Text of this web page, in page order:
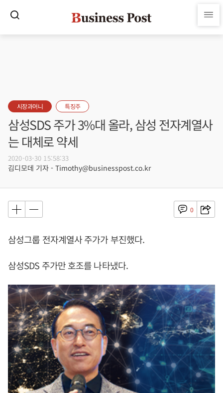
시장과머니 특징주
삼성SDS 주가 3%대 올라, 삼성 전자계열사
는 대체로 약세
2020-03-30 15:58:33
김디모데 기자 - Timothy@businesspost.co.kr
0
삼성그룹 전자계열사 주가가 부진했다.
삼성SDS 주가만 호조를 나타냈다.